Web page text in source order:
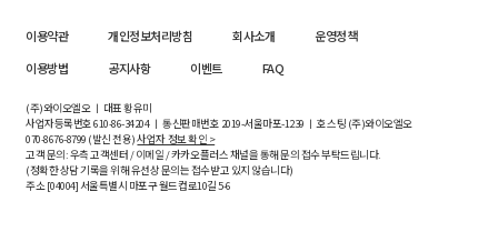
이용약관 개인정보처리방침 회사소개
운영정책
이용방법
공지사항 이벤트 FAQ
(주)와이오엘오 ㅣ 대표 황유미
사업자등록번호610-86-34204ㅣ 통신판매번호 2019-서울마포-1239 ㅣ 호스팅 (주)와이오엘오
070-8676-8799 (발신 전용)사업자 정보 확인 >
고객 문의: 우측 고객센터 / 이메일 / 카카오플러스 채널을 통해 문의 접수 부탁드립니다.
(정확한 상담 기록을 위해 유선상 문의는 접수받고 있지 않습니다)
주소 [04004] 서울특별시 마포구 월드컵로10길5-6